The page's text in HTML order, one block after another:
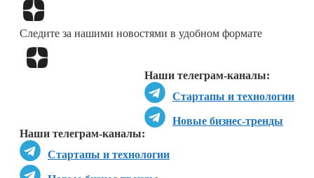
Следите за нашими новостями в удобном формате
Наши телеграм-каналы:
Стартапы и технологии
Новые бизнес-тренды
Наши телеграм-каналы:
Стартапы и технологии